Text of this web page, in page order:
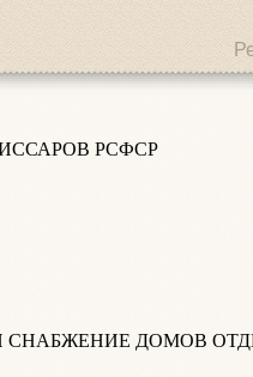
РСФСР
И СНАБЖЕНИЕ ДОМОВ